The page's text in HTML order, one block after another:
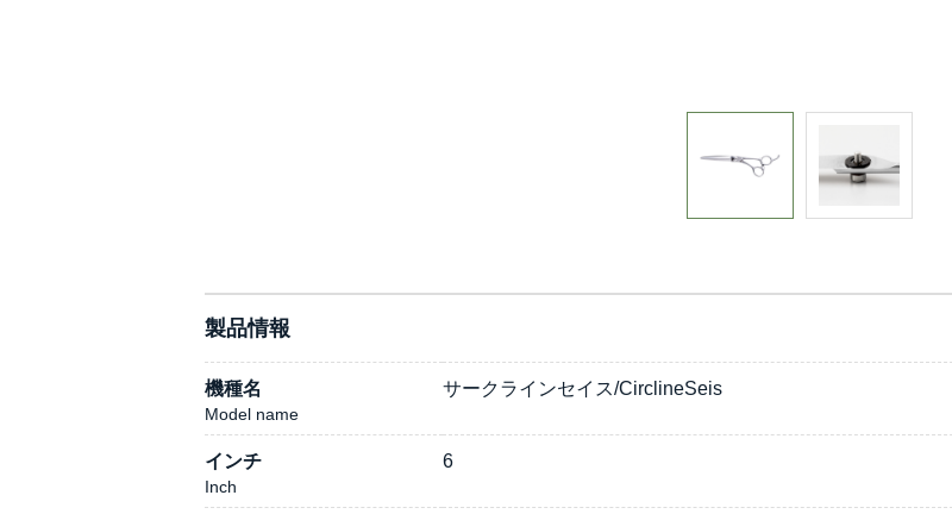
製品情報
機種名
Model name
サークラインセイス/CirclineSeis
インチ
Inch
6